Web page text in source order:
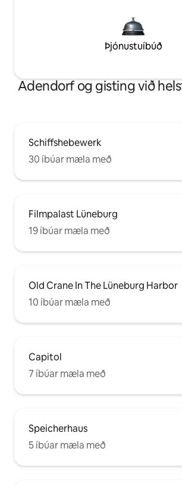
Þjónustuíbúð
Adendorf og gisting við
Schiffshebewerk
30 íbúar mæla með
Filmpalast Lüneburg
19 íbúar mæla með
Old Crane In The Lüneburg Harbor
10 íbúar mæla með
Capitol
7 íbúar mæla með
Speicherhaus
5 íbúar mæla með